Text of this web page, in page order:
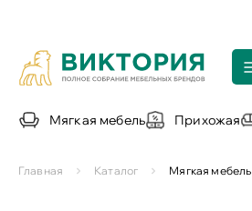
Мягкая мебель Прихожая
Главная Каталог Мягкая мебель